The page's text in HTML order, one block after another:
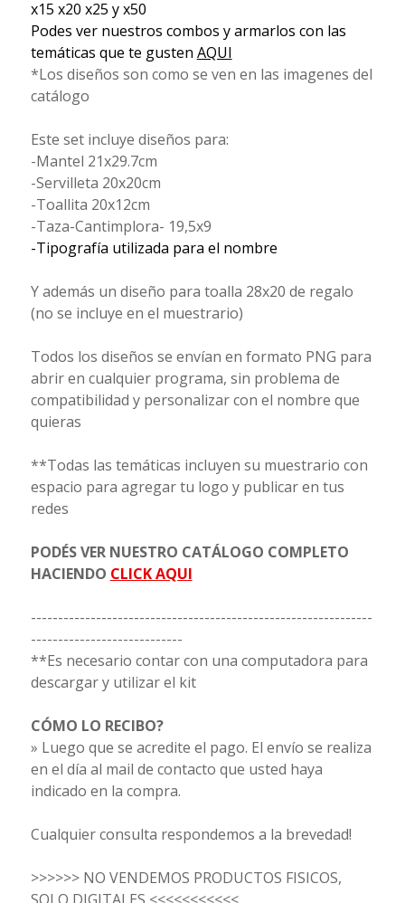
x15 x20 x25 y x50
Podes ver nuestros combos y armarlos con las
temáticas que te gusten AQUI
*Los diseños son como se ven en las imagenes del
catálogo
Este set incluye diseños para:
-Mantel 21x29.7cm
-Servilleta 20x20cm
-Toallita 20x12cm
-Taza-Cantimplora- 19,5x9
-Tipografía utilizada para el nombre
Y además un diseño para toalla 28x20 de regalo
(no se incluye en el muestrario)
Todos los diseños se envían en formato PNG para
abrir en cualquier programa, sin problema de
compatibilidad y personalizar con el nombre que
quieras
**Todas las temáticas incluyen su muestrario con
espacio para agregar tu logo y publicar en tus
redes
PODÉS VER NUESTRO CATÁLOGO COMPLETO
HACIENDO CLICK AQUI
---------------------------------------------------------------
----------------------------
**Es necesario contar con una computadora para
descargar y utilizar el kit
CÓMO LO RECIBO?
» Luego que se acredite el pago. El envío se realiza
en el día al mail de contacto que usted haya
indicado en la compra.
Cualquier consulta respondemos a la brevedad!
>>>>>> NO VENDEMOS PRODUCTOS FISICOS,